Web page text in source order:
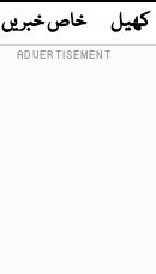
کھیل خاص خبریں